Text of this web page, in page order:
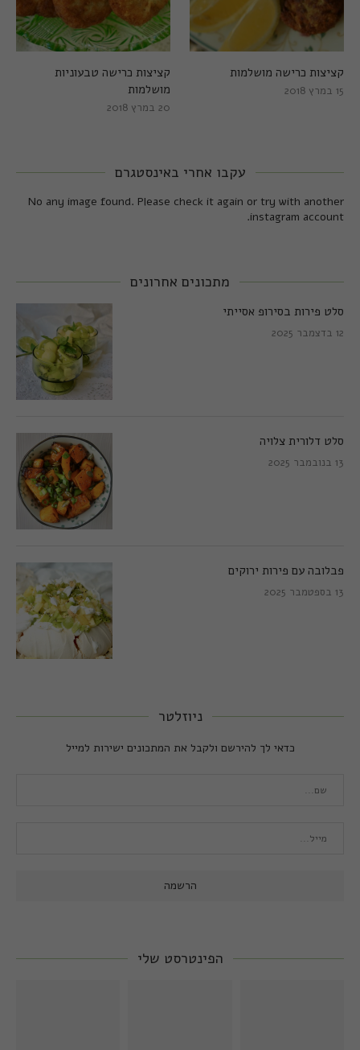
קציצות כרישה טבעוניות
מושלמות
20 במרץ 2018
קציצות כרישה מושלמות
15 במרץ 2018
עקבו אחרי באינסטגרם
No any image found. Please check it again or try with another
instagram account.
מתכונים אחרונים
סלט פירות בסירופ אסייתי
12 בדצמבר 2025
סלט דלורית צלויה
13 בנובמבר 2025
פבלובה עם פירות ירוקים
13 בספטמבר 2025
ניוזלטר
כדאי לך להירשם ולקבל את המתכונים ישירות למייל
הפינטרסט שלי